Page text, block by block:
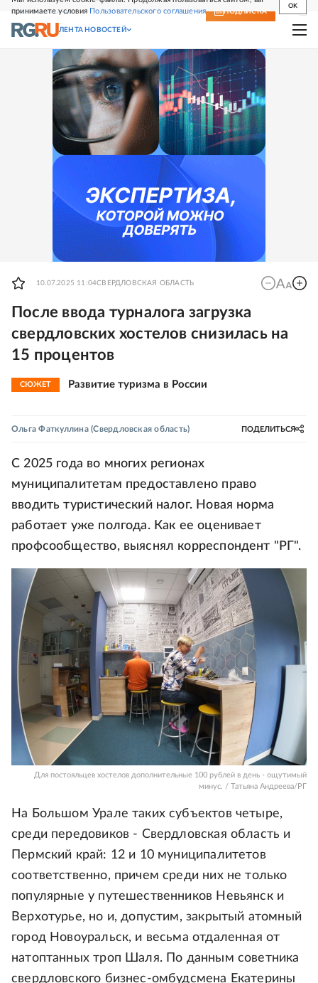
принимаете условия Пользовательского соглашения
OK
СВЕЖИЙ НОМЕР ПОДПИСКА
ЛЕНТА НОВОСТЕЙ
10.07.2025 11:04СВЕРДЛОВСКАЯ ОБЛАСТЬ
После ввода турналога загрузка
свердловских хостелов снизилась на
15 процентов
СЮЖЕТ Развитие туризма в России
Ольга Фаткуллина(Свердловская область) ПОДЕЛИТЬСЯ
С 2025 года во многих регионах
муниципалитетам предоставлено право
вводить туристический налог. Новая норма
работает уже полгода. Как ее оценивает
профсообщество, выяснял корреспондент "РГ".
Для постояльцев хостелов дополнительные 100 рублей в день - ощутимый
минус. / Татьяна Андреева/РГ
На Большом Урале таких субъектов четыре,
среди передовиков - Свердловская область и
Пермский край: 12 и 10 муниципалитетов
соответственно, причем среди них не только
популярные у путешественников Невьянск и
Верхотурье, но и, допустим, закрытый атомный
город Новоуральск, и весьма отдаленная от
натоптанных троп Шаля. По данным советника
свердловского бизнес-омбудсмена Екатерины